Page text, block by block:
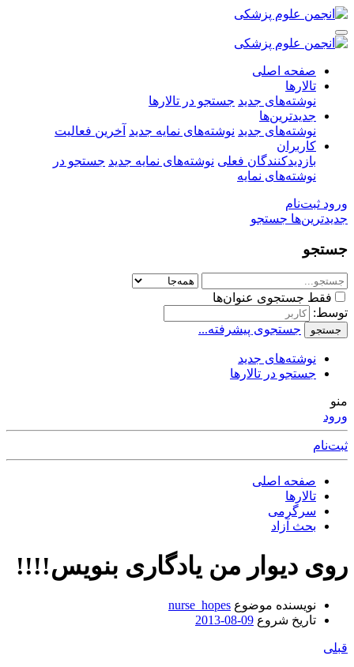
صفحه اصلی
تالارها
نوشته‌های جدید جستجو در تالارها
جدیدترین‌ها
نوشته‌های جدید نوشته‌های نمایه جدید آخرین فعالیت
کاربران
بازدیدکنندگان فعلی نوشته‌های نمایه جدید جستجو در
نوشته‌های نمایه
ورود ثبت‌نام
جدیدترین‌ها جستجو
جستجو
فقط جستجوی عنوان‌ها
توسط:
جستجو جستجوی پیشرفته...
نوشته‌های جدید
جستجو در تالارها
منو
ورود
ثبت‌نام
صفحه اصلی
تالارها
سرگرمی
بحث آزاد
روی دیوار من یادگاری بنویس!!!!
نویسنده موضوع nurse_hopes
تاریخ شروع 2013-08-09
قبلی